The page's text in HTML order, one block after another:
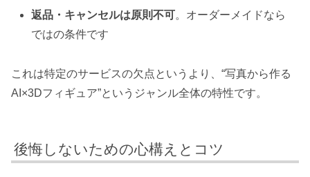
返品・キャンセルは原則不可。オーダーメイドなら
ではの条件です
これは特定のサービスの欠点というより、“写真から作る
AI×3Dフィギュア”というジャンル全体の特性です。
後悔しないための心構えとコツ